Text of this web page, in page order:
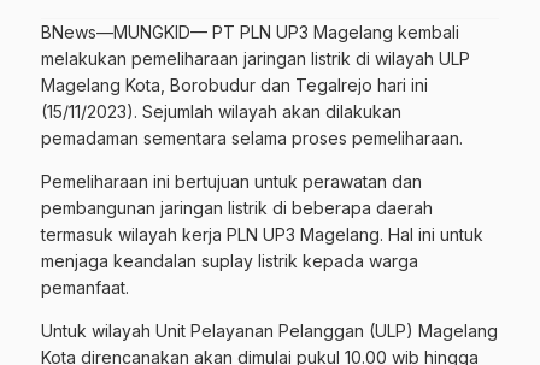
BNews—MUNGKID— PT PLN UP3 Magelang kembali
melakukan pemeliharaan jaringan listrik di wilayah ULP
Magelang Kota, Borobudur dan Tegalrejo hari ini
(15/11/2023). Sejumlah wilayah akan dilakukan
pemadaman sementara selama proses pemeliharaan.
Pemeliharaan ini bertujuan untuk perawatan dan
pembangunan jaringan listrik di beberapa daerah
termasuk wilayah kerja PLN UP3 Magelang. Hal ini untuk
menjaga keandalan suplay listrik kepada warga
pemanfaat.
Untuk wilayah Unit Pelayanan Pelanggan (ULP) Magelang
Kota direncanakan akan dimulai pukul 10.00 wib hingga